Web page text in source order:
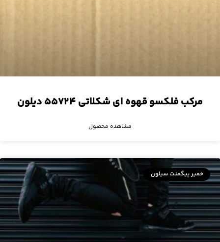
مرکب فلکسو قهوه ای شکلاتی ۵۵۷۲۴ دیلون
مشاهده محصول
خمیر پیگمنت سیلون